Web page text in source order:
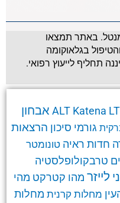
באתר תמצאו
בגלאוקומה
תחליף לייעוץ רפואי.
ALT Katena
אבחון
גורמי סיכון הרצאות
חדות ראיה טונומטר
טרבקולופלסטיה
לייזר מהו קטרקט מהי
מחלות קרנית מחלות